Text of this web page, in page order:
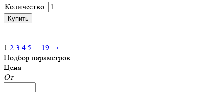
Количество:
1 2 3 4 5 ... 19 →
Подбор параметров
Цена
От